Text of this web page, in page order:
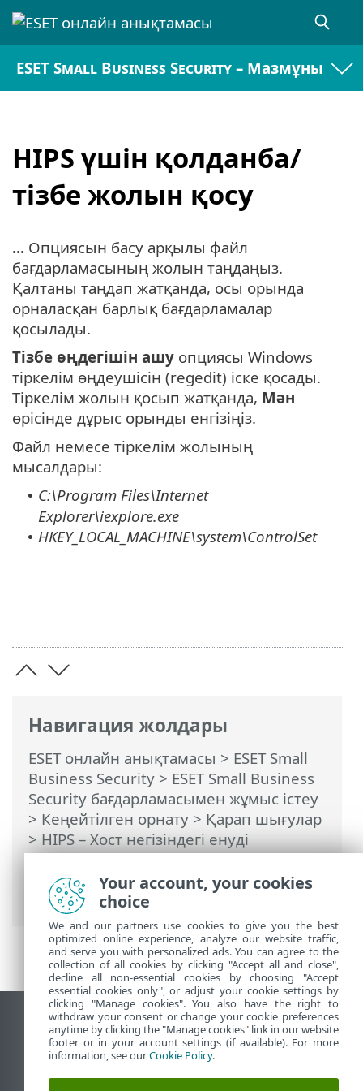
ESET Small Business Security – Мазмұны
HIPS үшін қолданба/
тізбе жолын қосу
Навигация жолдары
ESET онлайн анықтамасы > ESET Small
Business Security > ESET Small Business
Security бағдарламасымен жұмыс істеу
> Кеңейтілген орнату > Қарап шығулар
> HIPS – Хост негізіндегі енуді
болдырмау жүйесі>HIPS ережені
басқару > HIPS үшін қолданба/тізбе
жолын қосу
... Опциясын басу арқылы файл
бағдарламасының жолын таңдаңыз.
Қалтаны таңдап жатқанда, осы орында
орналасқан барлық бағдарламалар
қосылады.
Тізбе өңдегішін ашу опциясы Windows
тіркелім өңдеушісін (regedit) іске қосады.
Тіркелім жолын қосып жатқанда, Мән
өрісінде дұрыс орынды енгізіңіз.
Файл немесе тіркелім жолының
мысалдары:
• C:\Program Files\Internet
Explorer\iexplore.exe
• HKEY_LOCAL_MACHINE\system\ControlSet
Жұмыс үстеліндегі сайтты қарау
End of Life
ESET білім қоры
ESET форумы
Your account, your cookies
choice
We and our partners use cookies to give you the best
optimized online experience, analyze our website traffic,
and serve you with personalized ads. You can agree to the
collection of all cookies by clicking "Accept all and close",
decline all non-essential cookies by choosing "Accept
essential cookies only", or adjust your cookie settings by
clicking "Manage cookies". You also have the right to
withdraw your consent or change your cookie preferences
anytime by clicking the "Manage cookies" link in our website
footer or in your account settings (if available). For more
information, see ourCookie Policy.